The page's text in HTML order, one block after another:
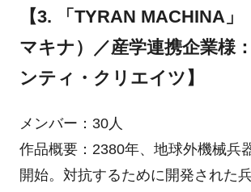
【3. 「TYRAN MACHINA
マキナ）／産学連携企業様
ンティ・クリエイツ】
メンバー：30人
作品概要：2380年、地球外機械兵
開始。対抗するために開発された